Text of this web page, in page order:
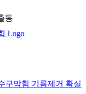
동
구막힘 기름제거 확실